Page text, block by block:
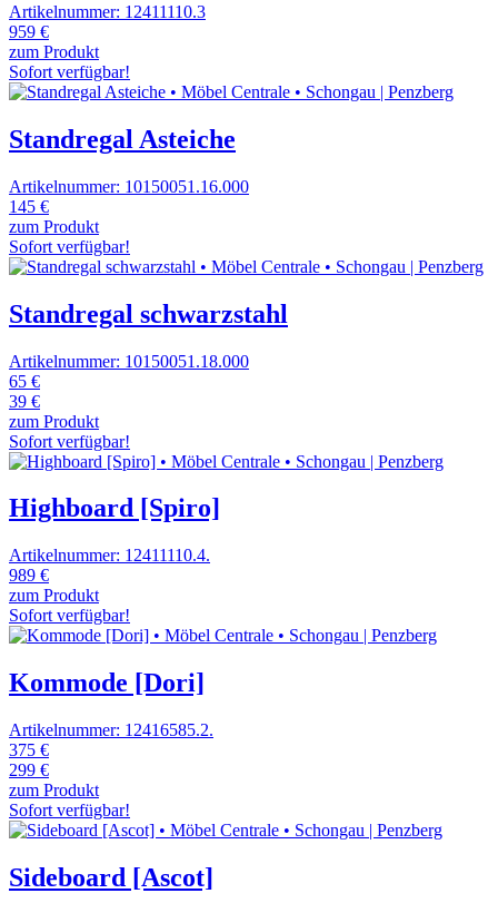
Artikelnummer: 12411110.3
959 €
zum Produkt
Sofort verfügbar!
Standregal Asteiche
Artikelnummer: 10150051.16.000
145 €
zum Produkt
Sofort verfügbar!
Standregal schwarzstahl
Artikelnummer: 10150051.18.000
65 €
39 €
zum Produkt
Sofort verfügbar!
Highboard [Spiro]
Artikelnummer: 12411110.4.
989 €
zum Produkt
Sofort verfügbar!
Kommode [Dori]
Artikelnummer: 12416585.2.
375 €
299 €
zum Produkt
Sofort verfügbar!
Sideboard [Ascot]